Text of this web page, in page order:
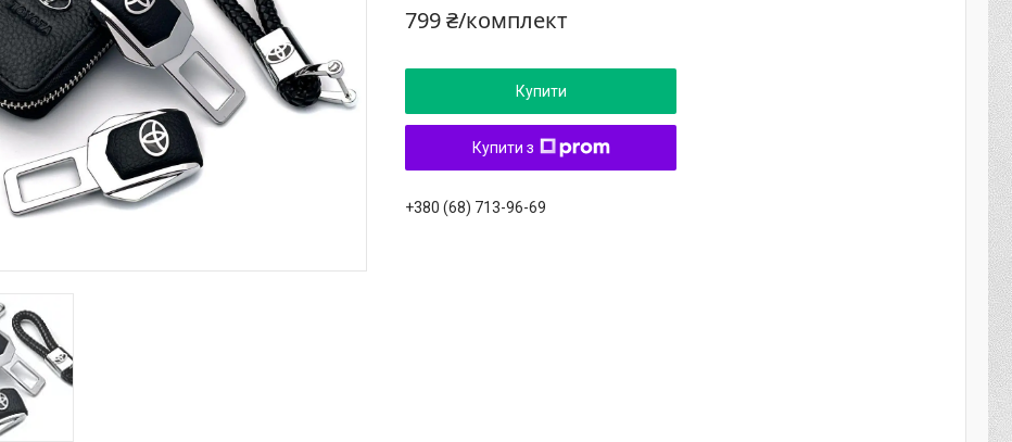
799 ₴/комплект
Купити
Купити з
+380 (68) 713-96-69